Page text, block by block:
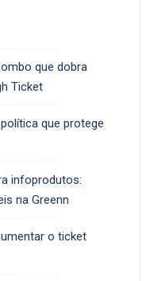
que dobra
Ticket
que protege
infoprodutos:
na Greenn
o ticket